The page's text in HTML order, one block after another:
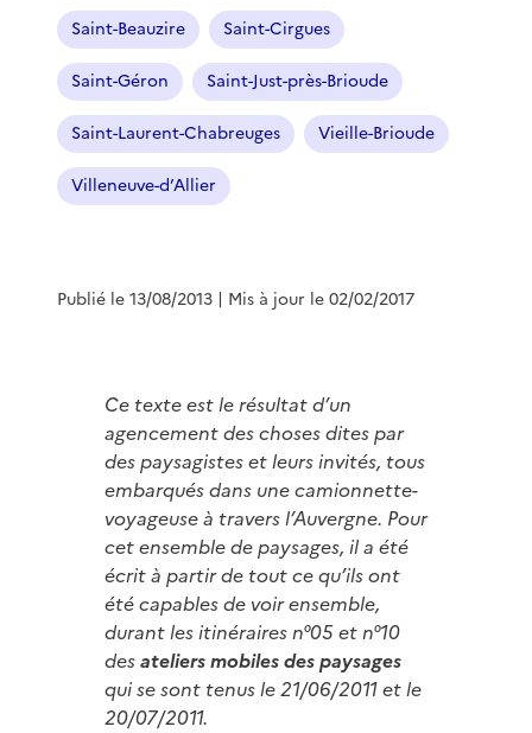
Saint-Beauzire Saint-Cirgues
Saint-Géron Saint-Just-près-Brioude
Saint-Laurent-Chabreuges Vieille-Brioude
Villeneuve-d’Allier
Publié le 13/08/2013 | Mis à jour le 02/02/2017
Ce texte est le résultat d’un
agencement des choses dites par
des paysagistes et leurs invités, tous
embarqués dans une camionnette-
voyageuse à travers l’Auvergne. Pour
cet ensemble de paysages, il a été
écrit à partir de tout ce qu’ils ont
été capables de voir ensemble,
durant les itinéraires n°05 et n°10
desateliers mobiles des paysages
qui se sont tenus le 21/06/2011 et le
20/07/2011.